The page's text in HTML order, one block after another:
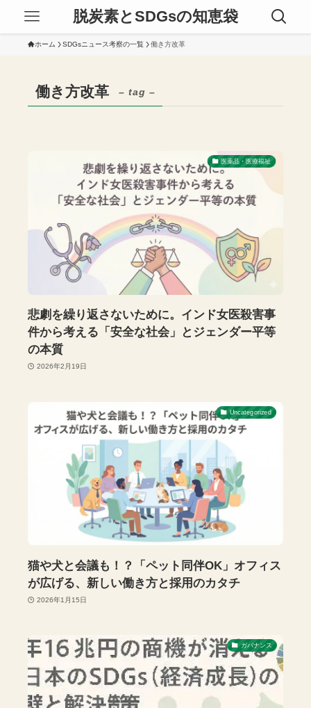
脱炭素とSDGsの知恵袋
ホーム SDGsニュース考察の一覧 働き方改革
働き方改革 – tag –
医薬品・医療福祉
悲劇を繰り返さないために。インド女医殺害事
件から考える「安全な社会」とジェンダー平等
の本質
2026年2月19日
Uncategorized
猫や犬と会議も！？「ペット同伴OK」オフィス
が広げる、新しい働き方と採用のカタチ
2026年1月15日
ガバナンス